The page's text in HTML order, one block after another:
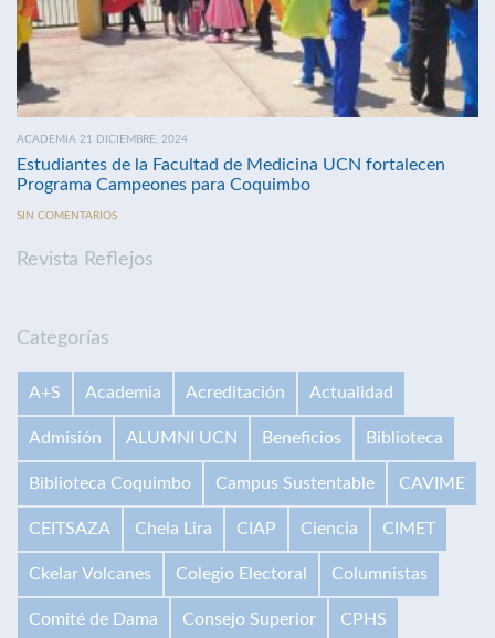
ACADEMIA 21 DICIEMBRE, 2024
Estudiantes de la Facultad de Medicina UCN fortalecen
Programa Campeones para Coquimbo
SIN COMENTARIOS
Revista Reflejos
Categorías
A+S Academia Acreditación Actualidad
Admisión ALUMNI UCN Beneficios Biblioteca
Biblioteca Coquimbo Campus Sustentable CAVIME
CEITSAZA Chela Lira CIAP Ciencia CIMET
Ckelar Volcanes Colegio Electoral Columnistas
Comité de Dama Consejo Superior CPHS